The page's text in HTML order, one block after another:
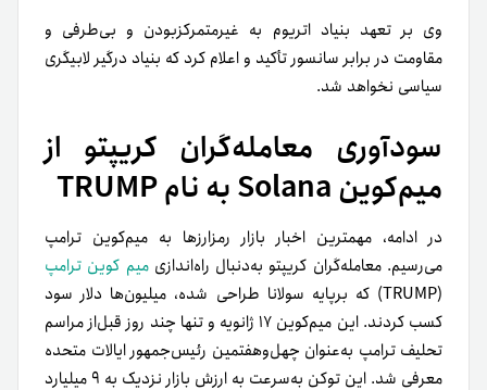
وی بر تعهد بنیاد اتریوم به غیرمتمرکزبودن و بی‌طرفی و
مقاومت در برابر سانسور تأکید و اعلام کرد که بنیاد درگیر لابیگری
سیاسی نخواهد شد.
سودآوری معامله‌گران کریپتو از
میم‌کوین Solana به نام TRUMP
در ادامه، مهمترین اخبار بازار رمزارزها به میم‌کوین ترامپ
می‌رسیم. معامله‌گران کریپتو به‌دنبال راه‌اندازیمیم کوین ترامپ
(TRUMP) که بر‌پایه سولانا طراحی شده، میلیون‌ها دلار سود
کسب کردند. این میم‌کوین ۱۷ ژانویه و تنها چند روز قبل‌از مراسم
تحلیف ترامپ به‌عنوان چهل‌و‌هفتمین رئیس‌جمهور ایالات متحده
معرفی شد. این توکن به‌سرعت به ارزش بازار نزدیک به ۹ میلیارد